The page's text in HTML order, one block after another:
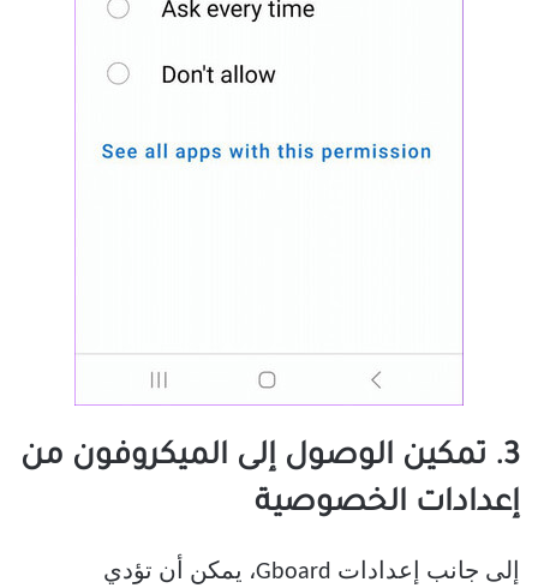
3. تمكين الوصول إلى الميكروفون من
إعدادات الخصوصية
إلى جانب إعدادات Gboard، يمكن أن تؤدي